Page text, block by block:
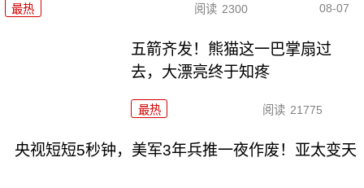
最热 阅读 2300 08-07
五箭齐发！熊猫这一巴掌扇过
去，大漂亮终于知疼
最热 阅读 21775
央视短短5秒钟，美军3年兵推一夜作废！亚太变天